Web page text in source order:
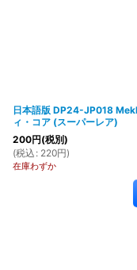
日本語版 DP24-JP018
ィ・コア (スーパーレア)
200円(税別)
(税込 : 220円)
在庫わずか